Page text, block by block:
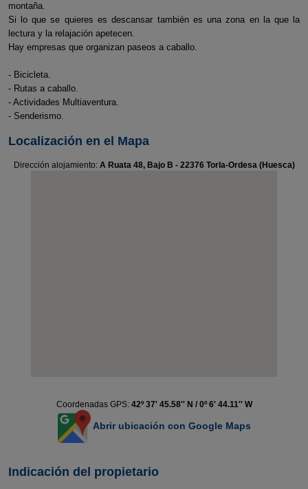
montaña.
Si lo que se quieres es descansar también es una zona en la que la
lectura y la relajación apetecen.
Hay empresas que organizan paseos a caballo.
- Bicicleta.
- Rutas a caballo.
- Actividades Multiaventura.
- Senderismo.
Localización en el Mapa
Dirección alojamiento: A Ruata 48, Bajo B - 22376 Torla-Ordesa (Huesca)
Coordenadas GPS: 42º 37' 45.58'' N / 0º 6' 44.11'' W
Abrir ubicación con Google Maps
Indicación del propietario